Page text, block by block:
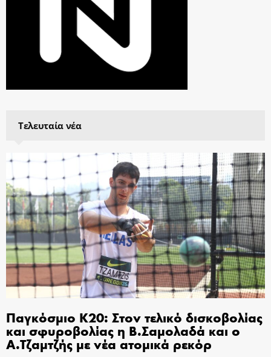
Τελευταία νέα
Παγκόσμιο Κ20: Στον τελικό δισκοβολίας
και σφυροβολίας η Β.Σαμολαδά και ο
Α.Τζαμτζής με νέα ατομικά ρεκόρ